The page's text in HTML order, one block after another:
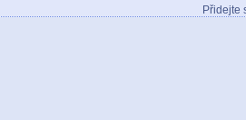
Přidejte